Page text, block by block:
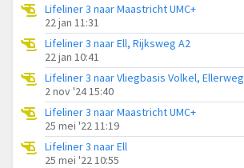
Lifeliner 3 naar Maastricht UMC+
22 jan 11:31
Lifeliner 3 naar Ell, Rijksweg A2
22 jan 10:41
Lifeliner 3 naar Vliegbasis Volkel, Ellerweg
2 nov '24 15:40
Lifeliner 3 naar Maastricht UMC+
25 mei '22 11:19
Lifeliner 3 naar Ell
25 mei '22 10:55